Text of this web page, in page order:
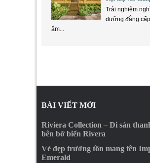
Trải nghiệm
dưỡng đẳng
ẩm...
BÀI VIẾT MỚI
Riviera Collection – Di sản
bên bờ biển Rivera
Vẻ đẹp trường tồn mang tên
Emerald